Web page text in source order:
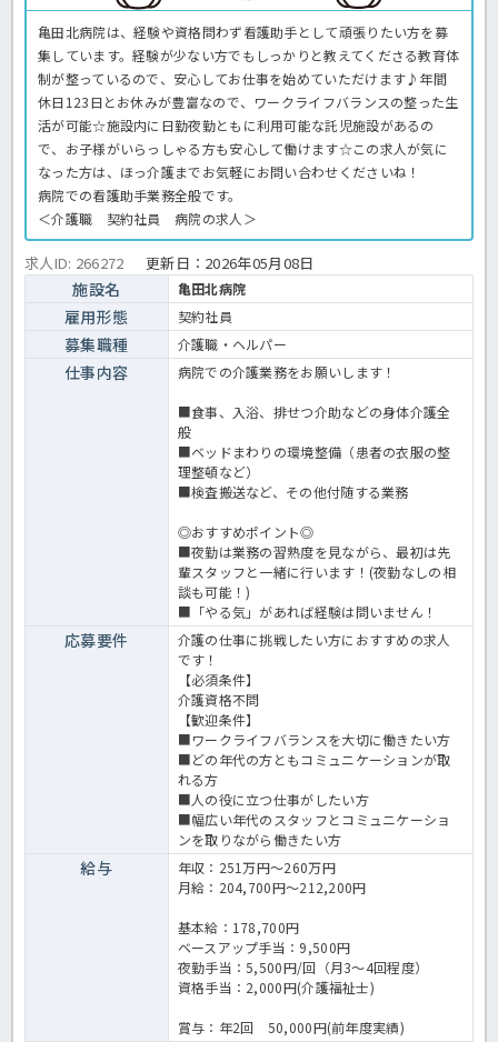
亀田北病院は、経験や資格問わず看護助手として頑張りたい方を募
集しています。経験が少ない方でもしっかりと教えてくださる教育体
制が整っているので、安心してお仕事を始めていただけます♪年間
休日123日とお休みが豊富なので、ワークライフバランスの整った生
活が可能☆施設内に日勤夜勤ともに利用可能な託児施設があるの
で、お子様がいらっしゃる方も安心して働けます☆この求人が気に
なった方は、ほっ介護までお気軽にお問い合わせくださいね！
病院での看護助手業務全般です。
＜介護職 契約社員 病院の求人＞
求人ID: 266272 更新日： 2026年05月08日
施設名 亀田北病院
雇用形態 契約社員
募集職種 介護職・ヘルパー
仕事内容 病院での介護業務をお願いします！
■食事、入浴、排せつ介助などの身体介護全
般
■ベッドまわりの環境整備（患者の衣服の整
理整頓など）
■検査搬送など、その他付随する業務
◎おすすめポイント◎
■夜勤は業務の習熟度を見ながら、最初は先
輩スタッフと一緒に行います！(夜勤なしの相
談も可能！)
■「やる気」があれば経験は問いません！
応募要件
介護の仕事に挑戦したい方におすすめの求人
です！
【必須条件】
介護資格不問
【歓迎条件】
■ワークライフバランスを大切に働きたい方
■どの年代の方ともコミュニケーションが取
れる方
■人の役に立つ仕事がしたい方
■幅広い年代のスタッフとコミュニケーショ
ンを取りながら働きたい方
給与
年収：251万円～260万円
月給：204,700円～212,200円
基本給：178,700円
ベースアップ手当：9,500円
夜勤手当：5,500円/回（月3～4回程度）
資格手当：2,000円(介護福祉士)
賞与：年2回 50,000円(前年度実績)